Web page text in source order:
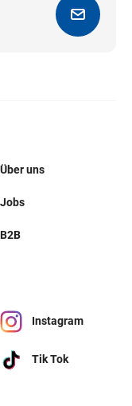
Über uns
Jobs
B2B
Instagram
Tik Tok